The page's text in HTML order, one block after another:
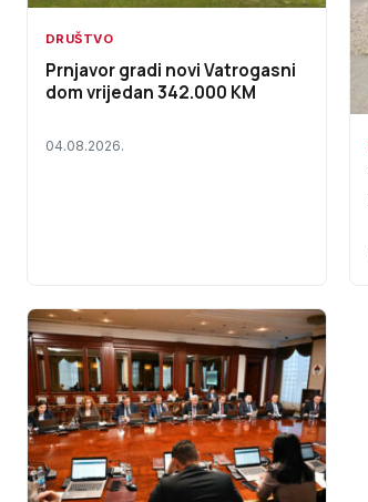
DRUŠTVO
Prnjavor gradi novi Vatrogasni
dom vrijedan 342.000 KM
04.08.2026.